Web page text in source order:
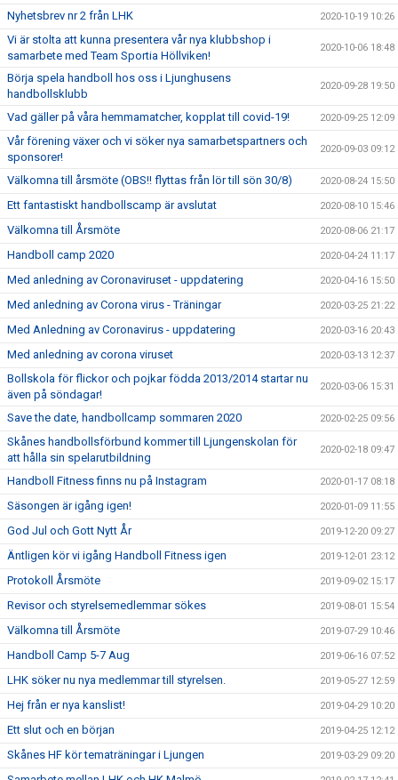
Nyhetsbrev nr 2 från LHK 2020-10-19 10:26
Vi är stolta att kunna presentera vår nya klubbshop i
samarbete med Team Sportia Höllviken!
2020-10-06 18:48
Börja spela handboll hos oss i Ljunghusens
handbollsklubb
2020-09-28 19:50
Vad gäller på våra hemmamatcher, kopplat till covid-19! 2020-09-25 12:09
Vår förening växer och vi söker nya samarbetspartners och
sponsorer!
2020-09-03 09:12
Välkomna till årsmöte (OBS!! flyttas från lör till sön 30/8) 2020-08-24 15:50
Ett fantastiskt handbollscamp är avslutat 2020-08-10 15:46
Välkomna till Årsmöte 2020-08-06 21:17
Handboll camp 2020 2020-04-24 11:17
Med anledning av Coronaviruset - uppdatering 2020-04-16 15:50
Med anledning av Corona virus - Träningar 2020-03-25 21:22
Med Anledning av Coronavirus - uppdatering 2020-03-16 20:43
Med anledning av corona viruset 2020-03-13 12:37
Bollskola för flickor och pojkar födda 2013/2014 startar nu
även på söndagar!
2020-03-06 15:31
Save the date, handbollcamp sommaren 2020 2020-02-25 09:56
Skånes handbollsförbund kommer till Ljungenskolan för
att hålla sin spelarutbildning
2020-02-18 09:47
Handboll Fitness finns nu på Instagram 2020-01-17 08:18
Säsongen är igång igen! 2020-01-09 11:55
God Jul och Gott Nytt År 2019-12-20 09:27
Äntligen kör vi igång Handboll Fitness igen 2019-12-01 23:12
Protokoll Årsmöte 2019-09-02 15:17
Revisor och styrelsemedlemmar sökes 2019-08-01 15:54
Välkomna till Årsmöte 2019-07-29 10:46
Handboll Camp 5-7 Aug 2019-06-16 07:52
LHK söker nu nya medlemmar till styrelsen. 2019-05-27 12:59
Hej från er nya kanslist! 2019-04-29 10:20
Ett slut och en början 2019-04-25 12:12
Skånes HF kör tematräningar i Ljungen 2019-03-29 09:20